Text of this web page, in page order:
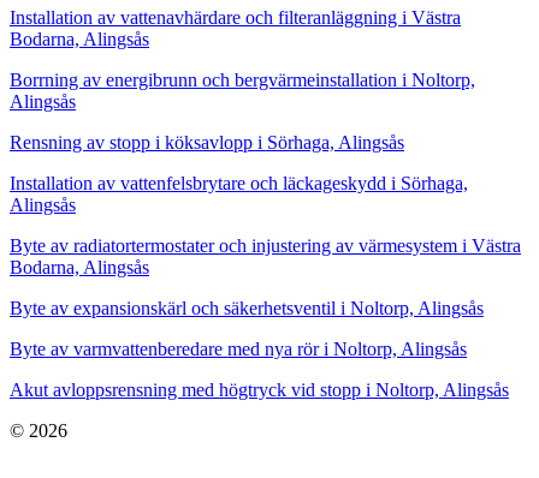
Installation av vattenavhärdare och filteranläggning i Västra
Bodarna, Alingsås
Borrning av energibrunn och bergvärmeinstallation i Noltorp,
Alingsås
Rensning av stopp i köksavlopp i Sörhaga, Alingsås
Installation av vattenfelsbrytare och läckageskydd i Sörhaga,
Alingsås
Byte av radiatortermostater och injustering av värmesystem i Västra
Bodarna, Alingsås
Byte av expansionskärl och säkerhetsventil i Noltorp, Alingsås
Byte av varmvattenberedare med nya rör i Noltorp, Alingsås
Akut avloppsrensning med högtryck vid stopp i Noltorp, Alingsås
© 2026